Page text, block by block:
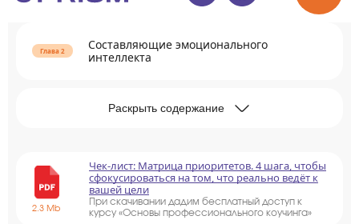
Составляющие эмоционального
интеллекта
Раскрыть содержание
2.3 Mb
Чек-лист: Матрица приоритетов. 4 шага, чтобы
сфокусироваться на том, что реально ведёт к
вашей цели
При скачивании дадим бесплатный доступ к
курсу «Основы профессионального коучинга»